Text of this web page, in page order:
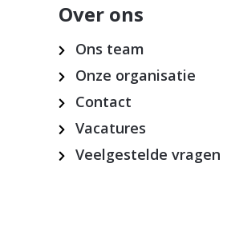
Over ons
Ons team
Onze organisatie
Contact
Vacatures
Veelgestelde vragen